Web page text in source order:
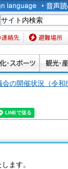
先 避難場所
の開催状況（令和8
ます。